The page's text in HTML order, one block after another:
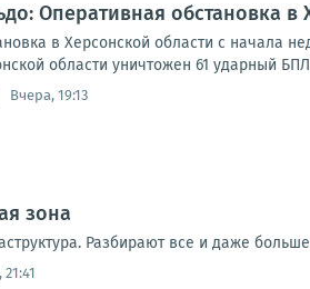
Оперативная обстановка в
в Херсонской области с начала
области уничтожен 61 ударный
Вчера, 19:13
зона
Разбирают все и даже